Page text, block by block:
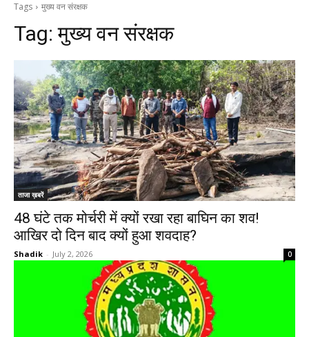
Tags मुख्य वन संरक्षक
Tag:मुख्य वन संरक्षक
ताजा ख़बरें
48 घंटे तक मोर्चरी में क्यों रखा रहा बाघिन का शव!
आखिर दो दिन बाद क्यों हुआ शवदाह?
Shadik - July 2, 2026 0